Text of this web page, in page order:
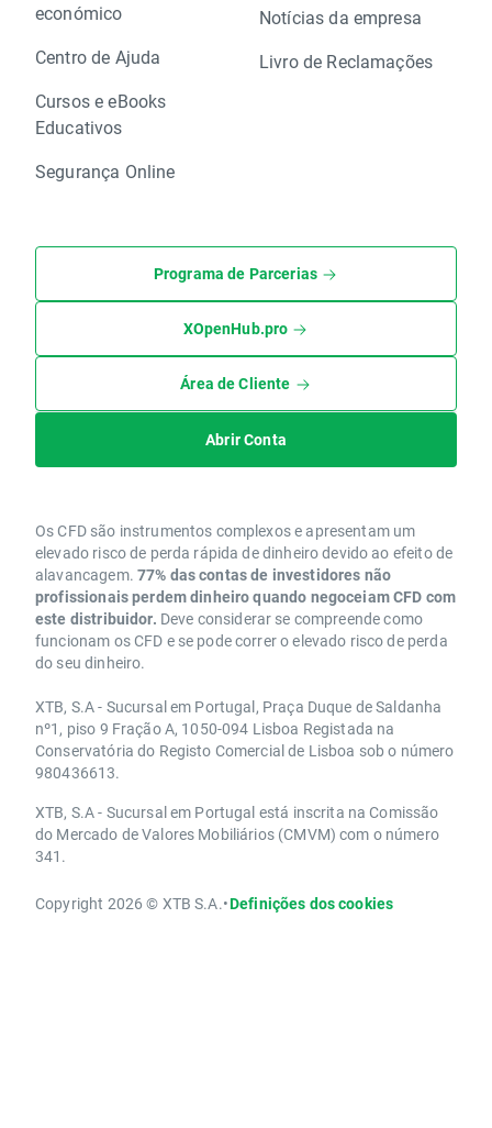
económico
Centro de Ajuda
Cursos e eBooks
Educativos
Segurança Online
Notícias da empresa
Livro de Reclamações
Programa de Parcerias
XOpenHub.pro
Área de Cliente
Abrir Conta
Os CFD são instrumentos complexos e apresentam um
elevado risco de perda rápida de dinheiro devido ao efeito de
alavancagem. 77% das contas de investidores não
profissionais perdem dinheiro quando negoceiam CFD com
este distribuidor. Deve considerar se compreende como
funcionam os CFD e se pode correr o elevado risco de perda
do seu dinheiro.
XTB, S.A - Sucursal em Portugal, Praça Duque de Saldanha
nº1, piso 9 Fração A, 1050-094 Lisboa Registada na
Conservatória do Registo Comercial de Lisboa sob o número
980436613.
XTB, S.A - Sucursal em Portugal está inscrita na Comissão
do Mercado de Valores Mobiliários (CMVM) com o número
341.
Copyright 2026 © XTB S.A.•Definições dos cookies